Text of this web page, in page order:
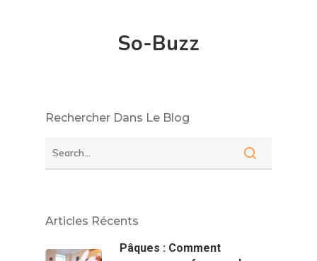
So-Buzz
Rechercher Dans Le Blog
Articles Récents
Pâques : Comment